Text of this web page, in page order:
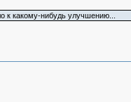
к какому-нибудь улучшению...